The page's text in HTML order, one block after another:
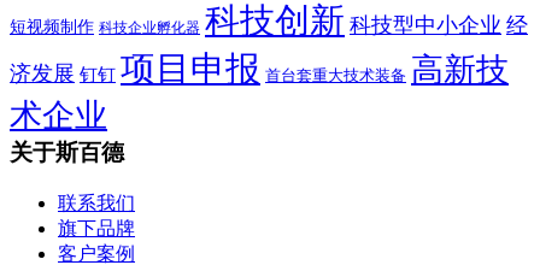
短视频制作 科技企业孵化器 科技创新 科技型中小企业 经
济发展 钉钉 项目申报 首台套重大技术装备 高新技
术企业
关于斯百德
联系我们
旗下品牌
客户案例